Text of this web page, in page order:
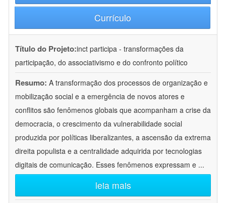
Currículo
Título do Projeto:inct participa - transformações da
participação, do associativismo e do confronto político
Resumo: A transformação dos processos de organização e
mobilização social e a emergência de novos atores e
conflitos são fenômenos globais que acompanham a crise da
democracia, o crescimento da vulnerabilidade social
produzida por políticas liberalizantes, a ascensão da extrema
direita populista e a centralidade adquirida por tecnologias
digitais de comunicação. Esses fenômenos expressam e ...
leia mais